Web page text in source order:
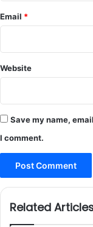
Email *
Website
Save my name,
I comment.
Related